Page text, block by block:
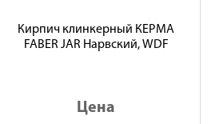
Кирпич клинкерный КЕРМА
FABER JAR Нарвский, WDF
Цена